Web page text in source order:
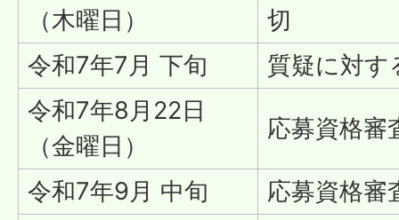
（木曜日）
切
令和7年7月 下旬
質疑に対す
令和7年8月22日
（金曜日）
応募資格審
令和7年9月 中旬
応募資格審